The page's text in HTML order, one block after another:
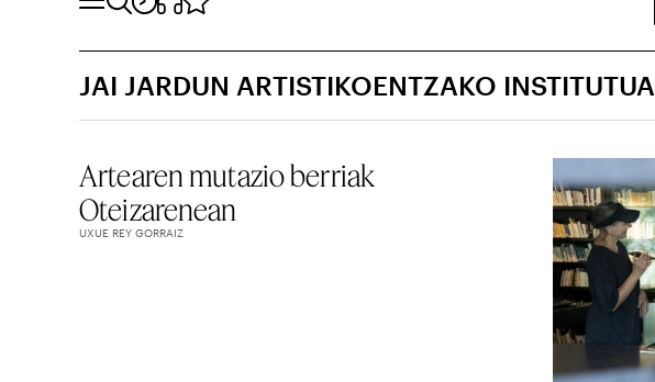
JAI JARDUN ARTISTIKOENTZAKO INSTITUTUA
Artearen mutazio berriak
Oteizarenean
UXUE REY GORRAIZ